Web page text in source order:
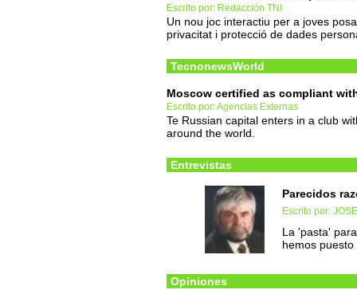
Escrito por: Redacción TNI
Un nou joc interactiu per a joves
privacitat i protecció de dades
TecnonewsWorld
Moscow certified as compliant
Escrito por: Agencias Externas
Te Russian capital enters in a club
around the world.
Entrevistas
Parecidos
Escrito por:
La 'pasta'
hemos
Opiniones